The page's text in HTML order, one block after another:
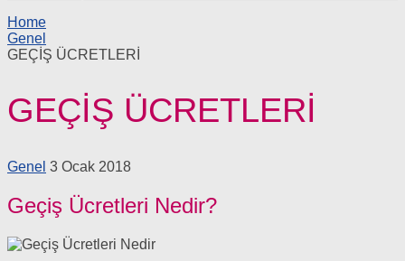
Home
Genel
GEÇİŞ ÜCRETLERİ
GEÇİŞ ÜCRETLERİ
Genel 3 Ocak 2018
Geçiş Ücretleri Nedir?